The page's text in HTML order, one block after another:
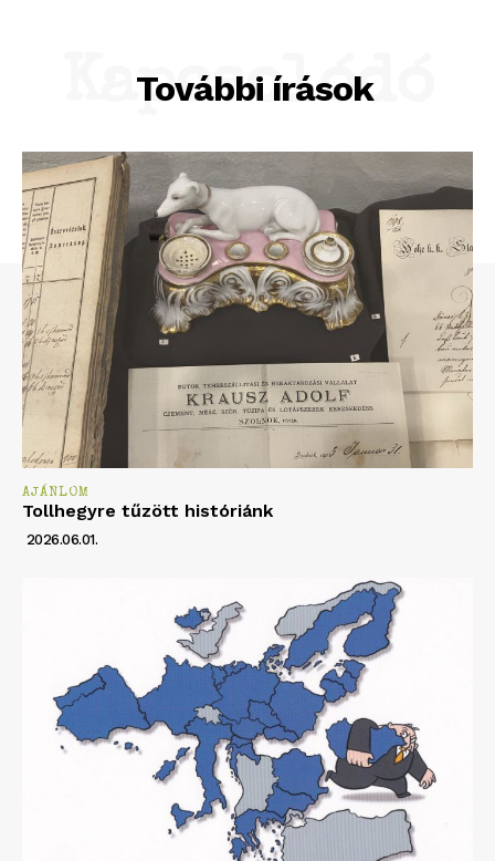
További írások
Kapcsolódó
AJÁNLOM
Tollhegyre tűzött históriánk
2026.06.01.